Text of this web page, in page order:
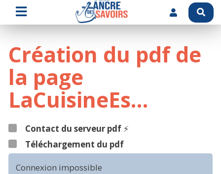
Création du pdf de
la page
LaCuisineEs…
Contact du serveur pdf ⚡
Téléchargement du pdf
Connexion impossible